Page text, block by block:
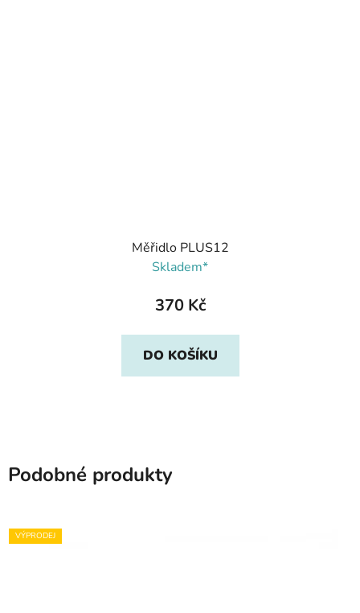
Měřidlo PLUS12
Skladem*
370 Kč
DO KOŠÍKU
Podobné produkty
VÝPRODEJ